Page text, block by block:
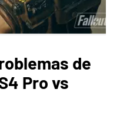
de
Pro vs